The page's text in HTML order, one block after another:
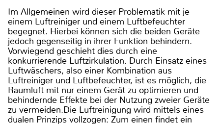
Im Allgemeinen wird dieser Problematik mit je
einem Luftreiniger und einem Luftbefeuchter
begegnet. Hierbei können sich die beiden Geräte
jedoch gegenseitig in ihrer Funktion behindern.
Vorwiegend geschieht dies durch eine
konkurrierende Luftzirkulation. Durch Einsatz eines
Luftwäschers, also einer Kombination aus
Luftreiniger und Luftbefeuchter, ist es möglich, die
Raumluft mit nur einem Gerät zu optimieren und
behindernde Effekte bei der Nutzung zweier Geräte
zu vermeiden.Die Luftreinigung wird mittels eines
dualen Prinzips vollzogen: Zum einen findet ein